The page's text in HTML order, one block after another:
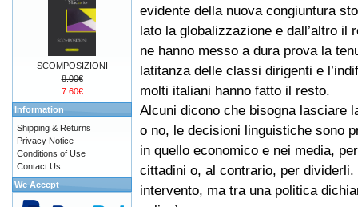
evidente della nuova congiuntura
lato la globalizzazione e dall’altro il
ne hanno messo a dura prova la
latitanza delle classi dirigenti e
molti italiani hanno fatto il resto.
Alcuni dicono che bisogna lasciare
o no, le decisioni linguistiche sono
in quello economico e nei media,
cittadini o, al contrario, per dividerli.
intervento, ma tra una politica
SCOMPOSIZIONI
8.00€
7.60€
Information
Shipping & Returns
Privacy Notice
Conditions of Use
Contact Us
We Accept